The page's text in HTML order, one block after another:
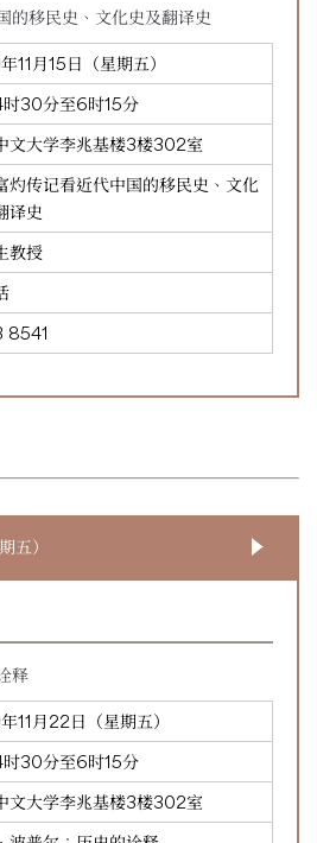
的移民史、文化史及翻译史
11月15日（星期五）
30分至6时15分
文大学李兆基楼3楼302室
灼传记看近代中国的移民史、文化
译史
教授
8541
五）
释
11月22日（星期五）
30分至6时15分
文大学李兆基楼3楼302室